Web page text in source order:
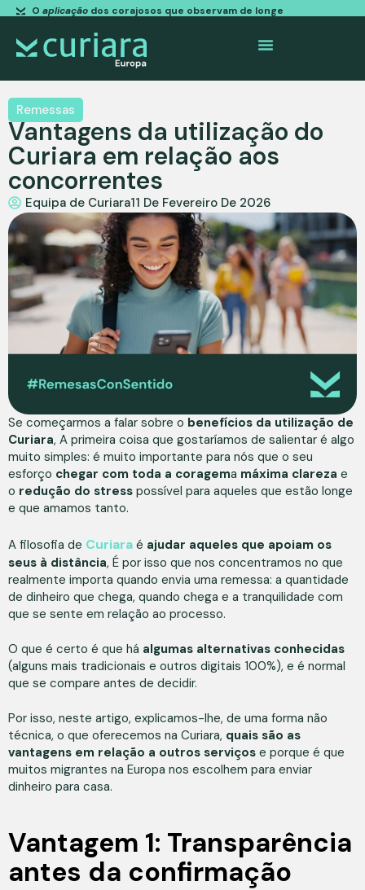
O aplicaçãodos corajosos que observam de longe
Remessas
Vantagens da utilização do
Curiara em relação aos
concorrentes
Equipa de Curiara11 De Fevereiro De 2026
Se começarmos a falar sobre o benefícios da utilização de
Curiara, A primeira coisa que gostaríamos de salientar é algo
muito simples: é muito importante para nós que o seu
esforço chegar com toda a coragema máxima clareza e
o redução do stress possível para aqueles que estão longe
e que amamos tanto.
A filosofia de Curiara é ajudar aqueles que apoiam os
seus à distância, É por isso que nos concentramos no que
realmente importa quando envia uma remessa: a quantidade
de dinheiro que chega, quando chega e a tranquilidade com
que se sente em relação ao processo.
O que é certo é que há algumas alternativas conhecidas
(alguns mais tradicionais e outros digitais 100%), e é normal
que se compare antes de decidir.
Por isso, neste artigo, explicamos-lhe, de uma forma não
técnica, o que oferecemos na Curiara, quais são as
vantagens em relação a outros serviços e porque é que
muitos migrantes na Europa nos escolhem para enviar
dinheiro para casa.
Vantagem 1: Transparência
antes da confirmação